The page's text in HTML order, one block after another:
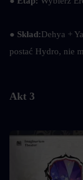
● Skład:Dehya +
postać Hydro, nie
Akt 3